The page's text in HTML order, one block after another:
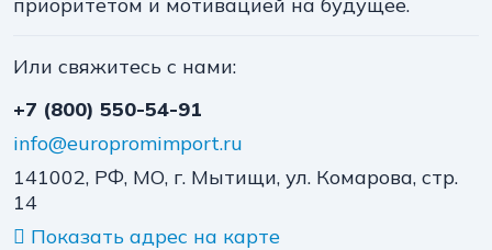
Или свяжитесь с нами:
+7 (800) 550-54-91
info@europromimport.ru
141002, РФ, МО, г. Мытищи, ул. Комарова, стр.
14
Показать адрес на карте